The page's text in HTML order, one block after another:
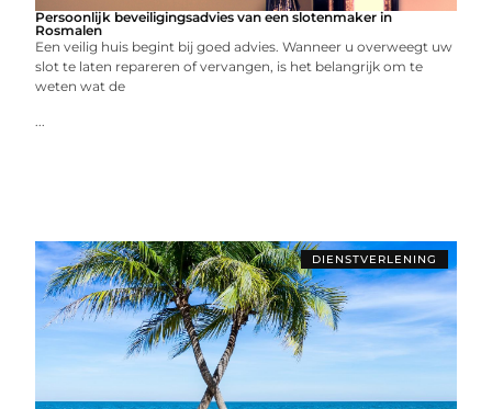
Persoonlijk beveiligingsadvies van een slotenmaker in
Rosmalen
Een veilig huis begint bij goed advies. Wanneer u overweegt uw
slot te laten repareren of vervangen, is het belangrijk om te
weten wat de
...
DIENSTVERLENING